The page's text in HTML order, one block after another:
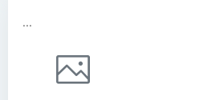
...